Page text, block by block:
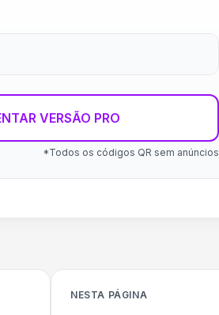
VERSÃO PRO
*Todos os códigos QR sem anúncios
NESTA PÁGINA